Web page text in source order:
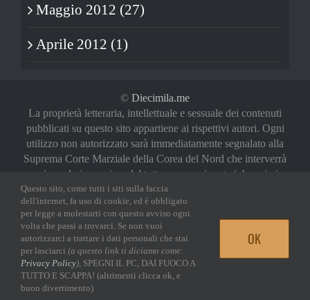
Maggio 2012 (27)
Aprile 2012 (1)
© Diecimila.me
La proprietà letteraria, intellettuale e sessuale dei contenuti
pubblicati su questo sito appartiene ai rispettivi autori. Ogni
utilizzo non autorizzato sarà immediatamente segnalato alla
Suprema Corte Marziale della Corea del Nord che interverrà
a riguardo in maniera del tutto sproporzionata (oh, noi vi
abbiamo avvertiti)
Privacy Policy|Login
FacebookTwitterYouTube
Questo sito, come tutti i siti sulla faccia
dell'internet, fa uso di cookie, ed è obbligato
per legge a molestarti con questo avviso ogni
volta che passi a trovarci. Se non vuoi
autorizzarci a trattare i dati personali che stai
per lasciarci (a questo link ti diciamo come:
Privacy Policy), SPEGNI IL PC, DAI FUOCO A
TUTTO E SCAPPA! (altrimenti clicca ok, e
buon divertimento)
OK